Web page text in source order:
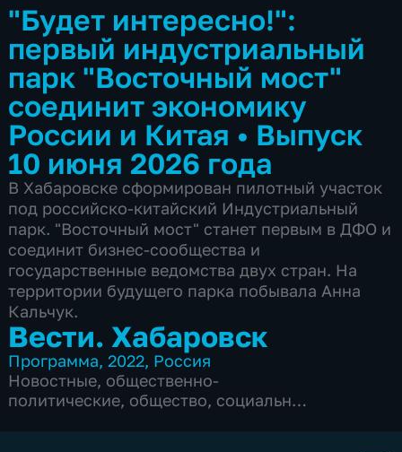
"Будет интересно!":
первый индустриальный
парк "Восточный мост"
соединит экономику
России и Китая • Выпуск
10 июня 2026 года
В Хабаровске сформирован пилотный участок
под российско-китайский Индустриальный
парк. "Восточный мост" станет первым в ДФО и
соединит бизнес-сообщества и
государственные ведомства двух стран. На
территории будущего парка побывала Анна
Кальчук.
Вести. Хабаровск
Программа,2022, Россия
Новостные, общественно-
политические, общество, социально-